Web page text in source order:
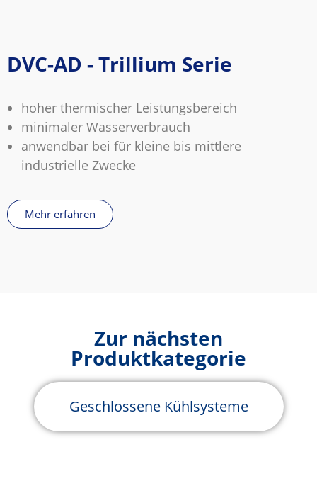
DVC-AD - Trillium Serie
hoher thermischer Leistungsbereich
minimaler Wasserverbrauch
anwendbar bei für kleine bis mittlere
industrielle Zwecke
Mehr erfahren
Zur nächsten
Produktkategorie
Geschlossene Kühlsysteme